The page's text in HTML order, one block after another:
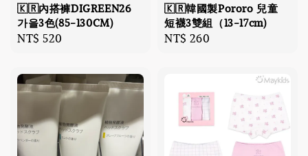
🇰🇷內搭褲DIGREEN26
가을3色(85-130CM)
Regular
NT$ 520
🇰🇷韓國製Pororo 兒童
短襪3雙組（13-17cm)
Regular
NT$ 260